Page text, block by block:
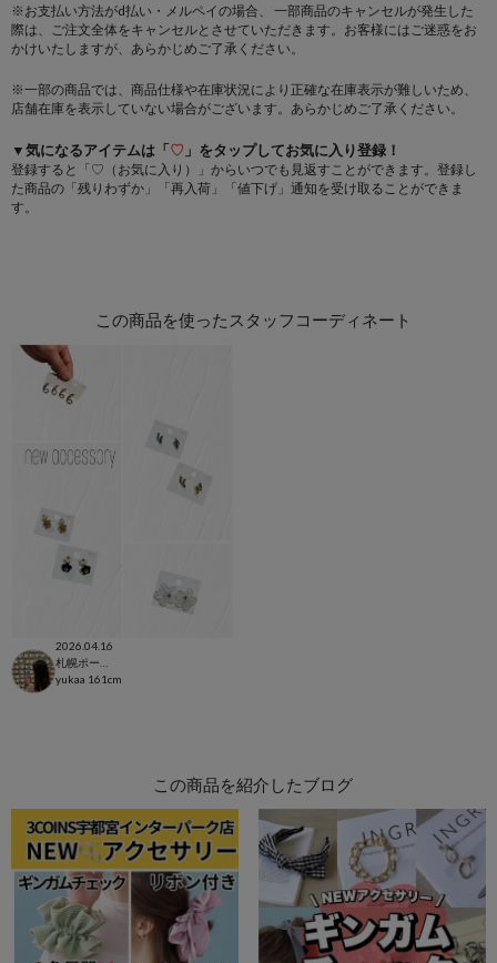
※お支払い方法がd払い・メルペイの場合、 一部商品のキャンセルが発生した
際は、ご注文全体をキャンセルとさせていただきます。お客様にはご迷惑をお
かけいたしますが、あらかじめご了承ください。
※一部の商品では、商品仕様や在庫状況により正確な在庫表示が難しいため、
店舗在庫を表示していない場合がございます。あらかじめご了承ください。
▼気になるアイテムは「♡ 」をタップしてお気に入り登録！
登録すると「♡（お気に入り）」からいつでも見返すことができます。登録し
た商品の「残りわずか」「再入荷」「値下げ」通知を受け取ることができま
す。
この商品を使ったスタッフコーディネート
2026.04.16
yukaa 161cm
この商品を紹介したブログ